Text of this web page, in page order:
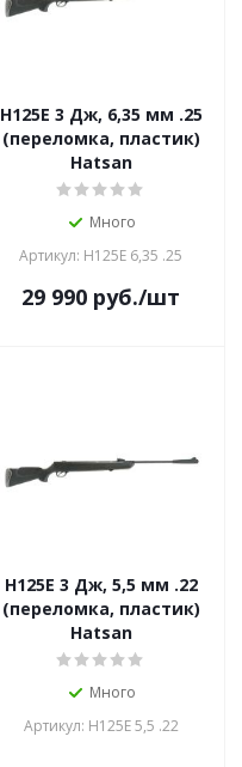
H125E 3 Дж, 6,35 мм .25
(переломка, пластик)
Hatsan
Много
Артикул: H125E 6,35 .25
29 990 руб./шт
H125E 3 Дж, 5,5 мм .22
(переломка, пластик)
Hatsan
Много
Артикул: H125E 5,5 .22